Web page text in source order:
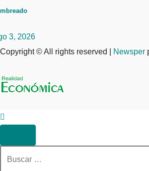
3, 2026
Copyright © All rights reserved
Newsper